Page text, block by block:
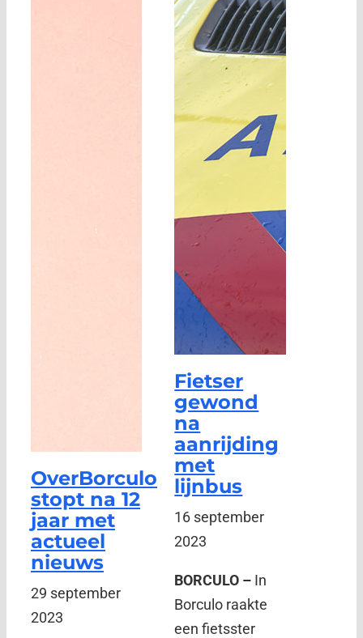
OverBorculo
stopt na 12
jaar met
actueel
nieuws
29 september
2023
Fietser
gewond
na
aanrijding
met
lijnbus
16 september
2023
BORCULO – In
Borculo raakte
een fietsster